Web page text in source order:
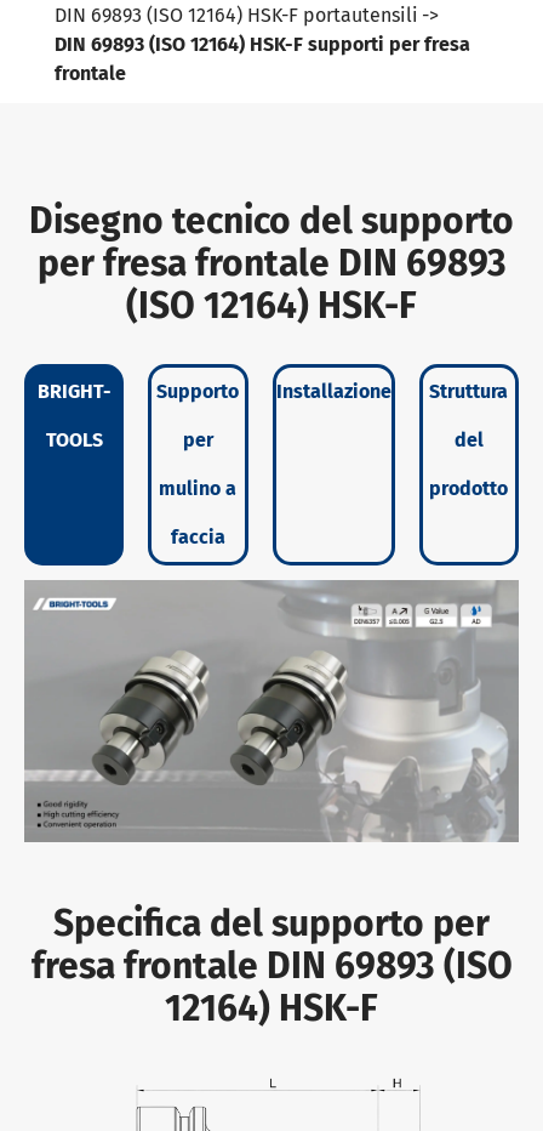
DIN 69893 (ISO 12164) HSK-F portautensili
DIN 69893 (ISO 12164) HSK-F supporti per fresa
frontale
Disegno tecnico del supporto
per fresa frontale DIN 69893
(ISO 12164) HSK-F
BRIGHT-
TOOLS
Supporto
per
mulino a
faccia
Installazione Struttura
del
prodotto
Specifica del supporto per
fresa frontale DIN 69893 (ISO
12164) HSK-F